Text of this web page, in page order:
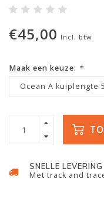
€45,00 Incl. btw
Maak een keuze: *
Ocean A kuiplengte
SNELLE LEVERING
Met track and